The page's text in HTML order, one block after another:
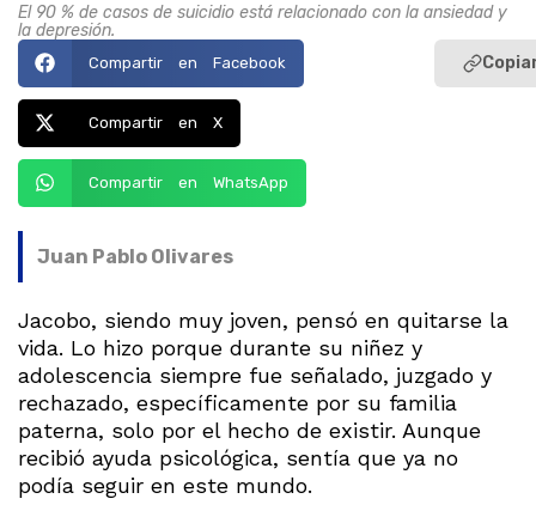
El 90 % de casos de suicidio está relacionado con la ansiedad y
la depresión.
Compartir en Facebook
Compartir en X
Compartir en WhatsApp
Juan Pablo Olivares
Jacobo, siendo muy joven, pensó en quitarse la
vida. Lo hizo porque durante su niñez y
adolescencia siempre fue señalado, juzgado y
rechazado, específicamente por su familia
paterna, solo por el hecho de existir. Aunque
recibió ayuda psicológica, sentía que ya no
podía seguir en este mundo.